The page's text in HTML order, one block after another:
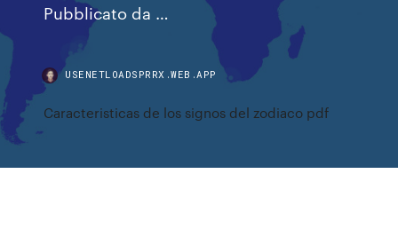
Pubblicato da …
USENETLOADSPRRX.WEB.APP
Caracteristicas de los signos del zodiaco pdf